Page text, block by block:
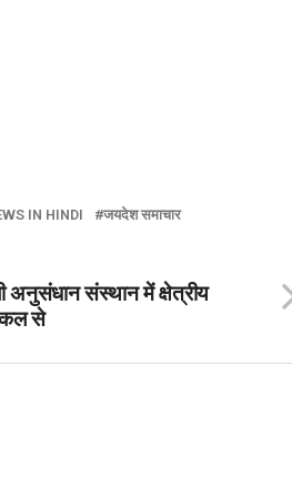
IN HINDI जयदेश समाचार
अनुसंधान संस्थान में क्षेत्रीय
कल से